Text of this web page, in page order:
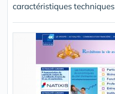
caractéristiques techniques